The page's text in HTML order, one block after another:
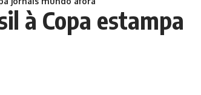
à Copa estampa